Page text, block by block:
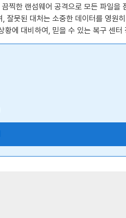
찍한 랜섬웨어 공격으로 모든 파일
잘못된 대처는 소중한 데이터를 영원
에 대비하여, 믿을 수 있는 복구 센